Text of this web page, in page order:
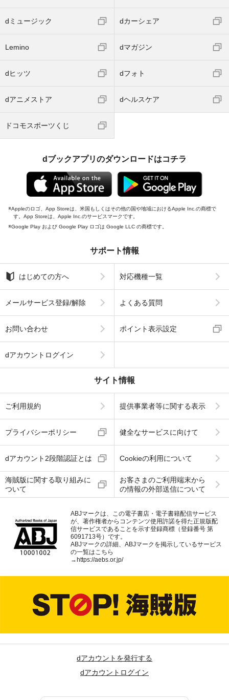
dミュージック dカーシェア
Lemino dマガジン
dヒッツ dフォト
dアニメストア dヘルスケア
ドコモスポーツくじ
dブックアプリのダウンロードはコチラ
Appleのロゴ、App Storeは、米国もしくはその他の国や地域におけるApple Inc.の商標で
す。App Storeは、Apple Inc.のサービスマークです。
Google Play および Google Play ロゴは Google LLC の商標です。
サポート情報
はじめての方へ 対応機種一覧
メールサービス登録/解除 よくある質問
お問い合わせ ポイント表示設定
dアカウントログイン
サイト情報
ご利用規約 提供事業者等に関する表示
プライバシーポリシー 健全なサービスに向けて
dアカウント2段階認証とは Cookieの利用について
海賊版に関する取り組みに
ついて
お客さまのご利用端末から
の情報の外部送信について
ABJマークは、この電子書店・電子書籍配信サービス
が、著作権者からコンテンツ使用許諾を得た正規版配
信サービスであることを示す登録商標（登録番号 第
6091713号）です。
ABJマークの詳細、ABJマークを掲示しているサービス
の一覧はこちら
→ https://aebs.or.jp/
dアカウントを発行する
dアカウントログイン